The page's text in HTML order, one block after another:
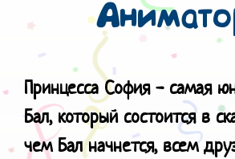
Принцесса София - самая
Бал, который состоится в
чем Бал начнется, всем